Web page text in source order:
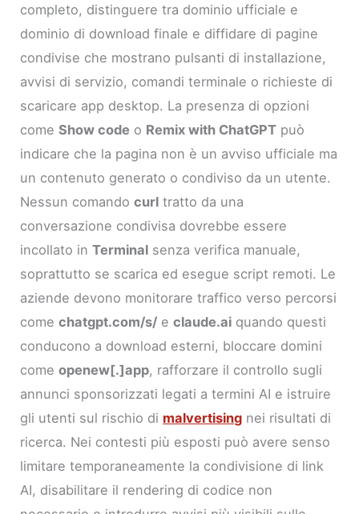
completo, distinguere tra dominio ufficiale e
dominio di download finale e diffidare di pagine
condivise che mostrano pulsanti di installazione,
avvisi di servizio, comandi terminale o richieste di
scaricare app desktop. La presenza di opzioni
comeShow code o Remix with ChatGPT può
indicare che la pagina non è un avviso ufficiale ma
un contenuto generato o condiviso da un utente.
Nessun comandocurl tratto da una
conversazione condivisa dovrebbe essere
incollato inTerminal senza verifica manuale,
soprattutto se scarica ed esegue script remoti. Le
aziende devono monitorare traffico verso percorsi
comechatgpt.com/s/ eclaude.ai quando questi
conducono a download esterni, bloccare domini
comeopenew[.]app, rafforzare il controllo sugli
annunci sponsorizzati legati a termini AI e istruire
gli utenti sul rischio di malvertising nei risultati di
ricerca. Nei contesti più esposti può avere senso
limitare temporaneamente la condivisione di link
AI, disabilitare il rendering di codice non